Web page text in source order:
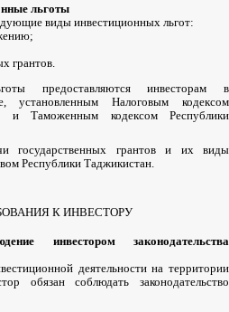
льготы
виды инвестиционных льгот:
;
грантов
предоставляются инвесторам
в
,установленным Налоговым
кодексом
и Таможенным кодексом
Республики
государственных грантов и их
виды
Республики Таджикистан
К ИНВЕСТОРУ
инвестором
законодательства
деятельности на территории
обязан соблюдать
законодательство